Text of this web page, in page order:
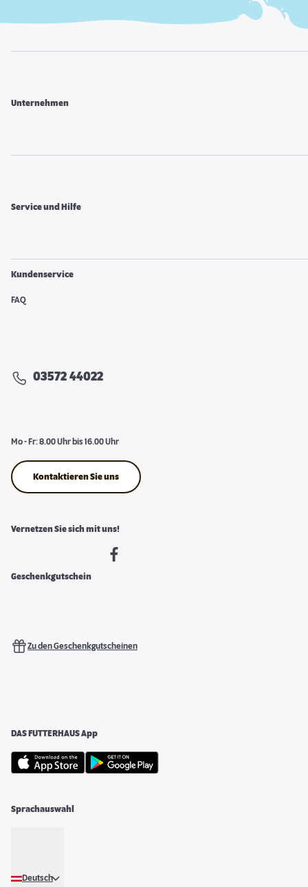
Unternehmen
Service und Hilfe
Kundenservice
FAQ
03572 44022
Mo - Fr: 8.00 Uhr bis 16.00 Uhr
Kontaktieren Sie uns
Vernetzen Sie sich mit uns!
Geschenkgutschein
Zu den Geschenkgutscheinen
DAS FUTTERHAUS App
Sprachauswahl
Deutsch